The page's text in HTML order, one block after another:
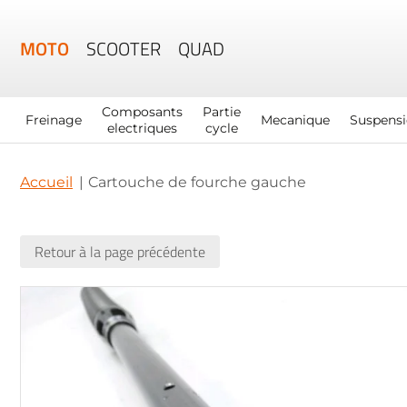
MOTO SCOOTER QUAD
Freinage
Composants
electriques
Partie
cycle
Mecanique
Accueil Cartouche de fourche gauche
Retour à la page précédente